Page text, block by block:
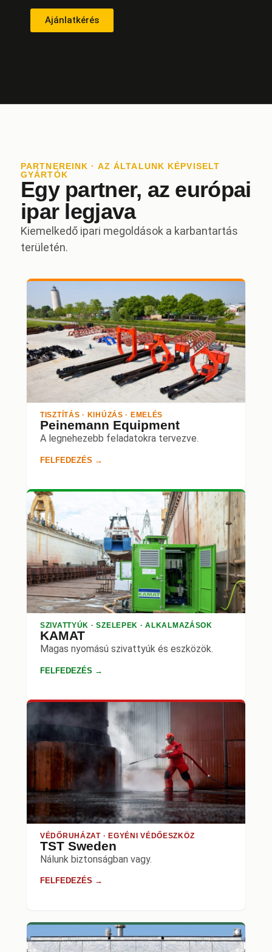
Ajánlatkérés
PARTNEREINK · AZ ÁLTALUNK KÉPVISELT
GYÁRTÓK
Egy partner, az európai
ipar legjava
Kiemelkedő ipari megoldások a karbantartás
területén.
TISZTÍTÁS · KIHÚZÁS · EMELÉS
Peinemann Equipment
A legnehezebb feladatokra tervezve.
FELFEDEZÉS →
SZIVATTYÚK · SZELEPEK · ALKALMAZÁSOK
KAMAT
Magas nyomású szivattyúk és eszközök.
FELFEDEZÉS →
VÉDŐRUHÁZAT · EGYÉNI VÉDŐESZKÖZ
TST Sweden
Nálunk biztonságban vagy.
FELFEDEZÉS →